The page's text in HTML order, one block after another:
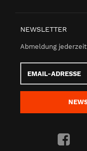
NEWSLETTER
Abmeldung
Adresse